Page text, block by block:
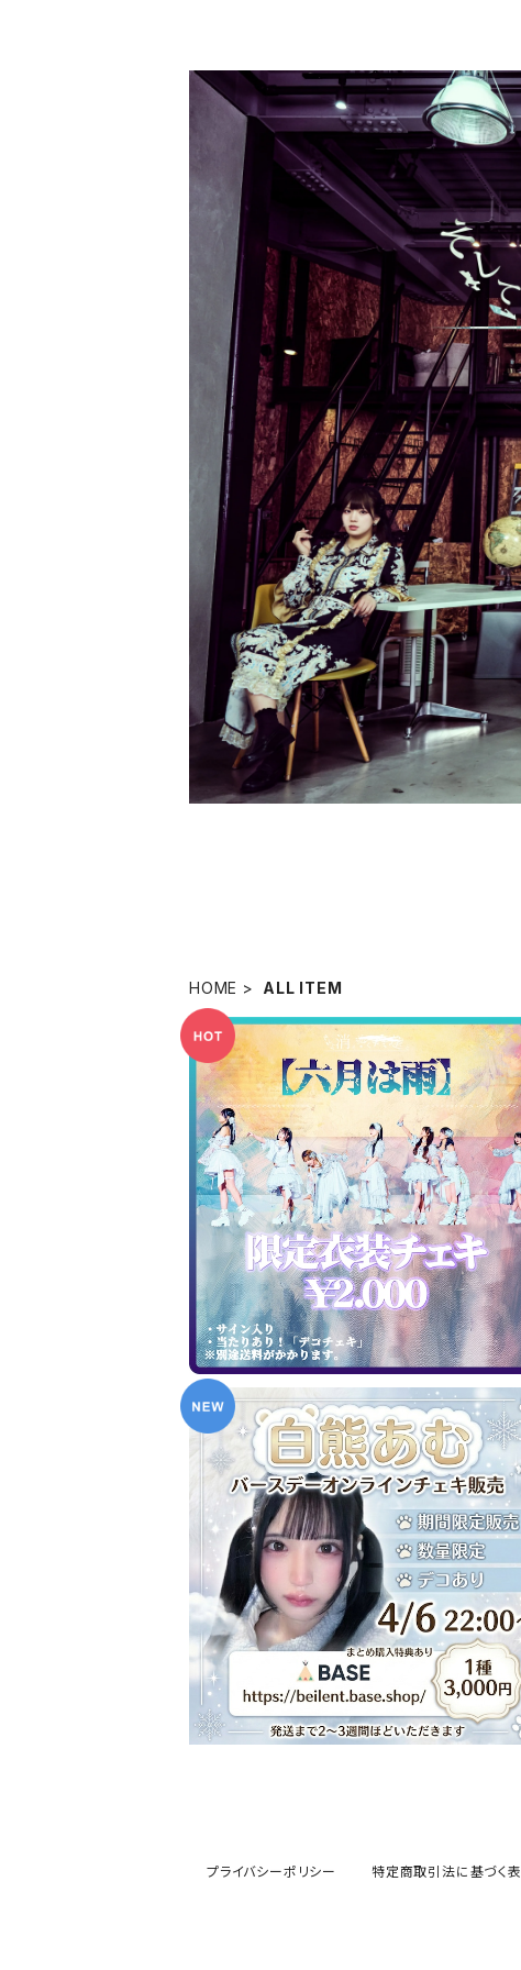
HOME ALL ITEM
六月は雨【限定チェキ】
¥2,000
SOLD OUT
白熊あむバースデーオンラインチェキ販売
¥3,000
SOLD OUT
プライバシーポリシー 特定商取引法に基づく